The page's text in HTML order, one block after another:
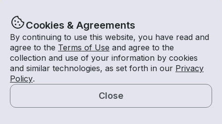
Cookies & Agreements
By continuing to use this website, you have read and
agree to the Terms of Use and agree to the
collection and use of your information by cookies
and similar technologies, as set forth in our Privacy
Policy.
Close
© Getmyboat 2026利用規約プライバシー規約